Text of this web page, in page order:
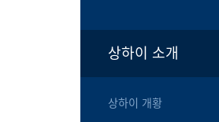
상하이 소개
상하이 개황